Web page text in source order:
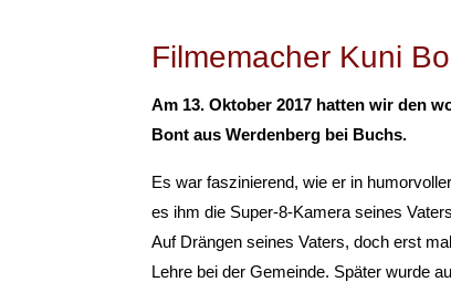
Filmemacher Kuni
Am 13. Oktober 2017 hatten wir den
Bont aus Werdenberg bei Buchs.
Es war faszinierend, wie er in
es ihm die Super-8-Kamera seines
Auf Drängen seines Vaters, doch erst
Lehre bei der Gemeinde. Später wurde